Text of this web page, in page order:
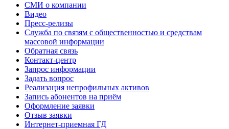
СМИ о компании
Видео
Пресс-релизы
Служба по связям с общественностью и средствам
массовой информации
Обратная связь
Контакт-центр
Запрос информации
Задать вопрос
Реализация непрофильных активов
Запись абонентов на приём
Оформление заявки
Отзыв заявки
Интернет-приемная ГД